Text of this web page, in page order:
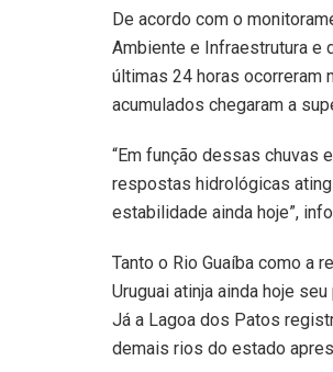
De acordo com o
Ambiente e Infraestrutura e
últimas 24 horas ocorreram
acumulados chegaram a
“Em função dessas chuvas
respostas hidrológicas
estabilidade ainda hoje”,
Tanto o Rio Guaíba como a
Uruguai atinja ainda hoje
Já a Lagoa dos Patos
demais rios do estado